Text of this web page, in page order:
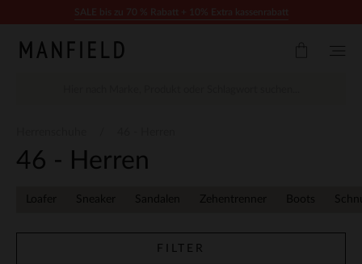
46 - Herren
Loafer Sneaker Sandalen Zehentrenner Boots
FILTER